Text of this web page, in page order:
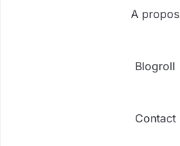
A propos
Blogroll
Contact